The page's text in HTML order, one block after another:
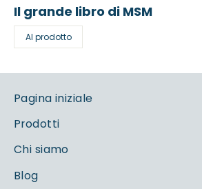
Il grande libro di MSM
Al prodotto
Pagina iniziale
Prodotti
Chi siamo
Blog